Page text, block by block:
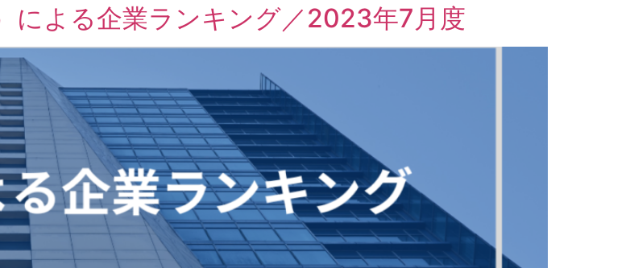
による企業ランキング／2023年7月度